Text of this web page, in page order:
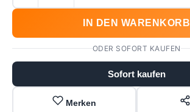
IN DEN WARENKORB
ODER SOFORT KAUFEN
Sofort kaufen
Merken